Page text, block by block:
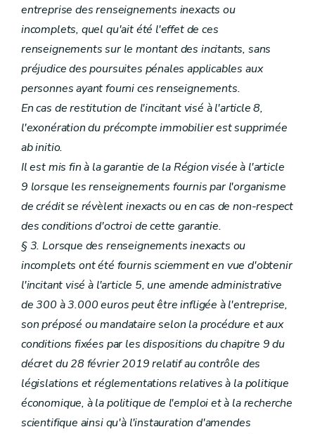
entreprise des renseignements inexacts ou
incomplets, quel qu'ait été l'effet de ces
renseignements sur le montant des incitants, sans
préjudice des poursuites pénales applicables aux
personnes ayant fourni ces renseignements.
En cas de restitution de l'incitant visé à l'article 8,
l'exonération du précompte immobilier est supprimée
ab initio.
Il est mis fin à la garantie de la Région visée à l'article
9 lorsque les renseignements fournis par l'organisme
de crédit se révèlent inexacts ou en cas de non-respect
des conditions d'octroi de cette garantie.
§ 3. Lorsque des renseignements inexacts ou
incomplets ont été fournis sciemment en vue d'obtenir
l'incitant visé à l'article 5, une amende administrative
de 300 à 3.000 euros peut être infligée à l'entreprise,
son préposé ou mandataire selon la procédure et aux
conditions fixées par les dispositions du chapitre 9 du
décret du 28 février 2019 relatif au contrôle des
législations et réglementations relatives à la politique
économique, à la politique de l'emploi et à la recherche
scientifique ainsi qu'à l'instauration d'amendes